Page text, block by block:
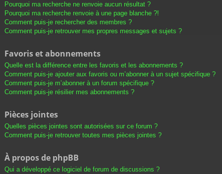
Pourquoi ma recherche ne renvoie aucun résultat ?
Pourquoi ma recherche renvoie à une page blanche ?!
Comment puis-je rechercher des membres ?
Comment puis-je retrouver mes propres messages et sujets ?
Favoris et abonnements
Quelle est la différence entre les favoris et les abonnements ?
Comment puis-je ajouter aux favoris ou m’abonner à un sujet spécifique ?
Comment puis-je m’abonner à un forum spécifique ?
Comment puis-je résilier mes abonnements ?
Pièces jointes
Quelles pièces jointes sont autorisées sur ce forum ?
Comment puis-je retrouver toutes mes pièces jointes ?
À propos de phpBB
Qui a développé ce logiciel de forum de discussions ?